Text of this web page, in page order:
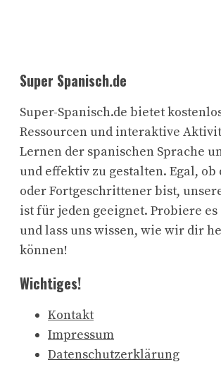
Super Spanisch.de
Super-Spanisch.de bietet
Ressourcen und interaktive
Lernen der spanischen Sprache
und effektiv zu gestalten. Egal,
oder Fortgeschrittener bist,
ist für jeden geeignet. Probiere
und lass uns wissen, wie wir dir
können!
Wichtiges!
Kontakt
Impressum
Datenschutzerklärung